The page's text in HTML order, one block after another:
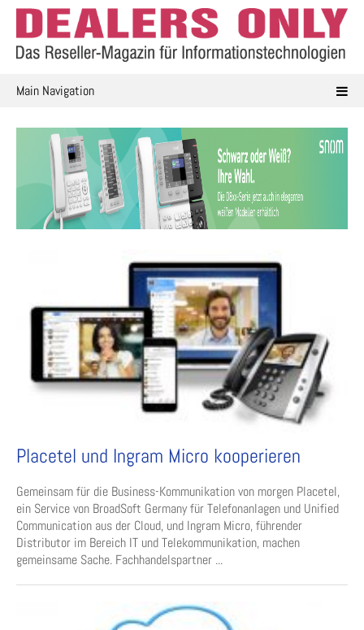
Skip
content
Main Navigation
Placetel und Ingram Micro kooperieren
Gemeinsam für die Business-Kommunikation von morgen Placetel,
ein Service von BroadSoft Germany für Telefonanlagen und Unified
Communication aus der Cloud, und Ingram Micro, führender
Distributor im Bereich IT und Telekommunikation, machen
gemeinsame Sache. Fachhandelspartner ...